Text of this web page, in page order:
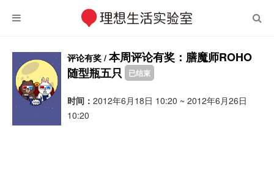
评论有奖 / 本周评论有奖：膳魔师ROHO
随型瓶五只
已结束
时间： 2012年6月18日 10:20 ~ 2012年6月26日
10:20